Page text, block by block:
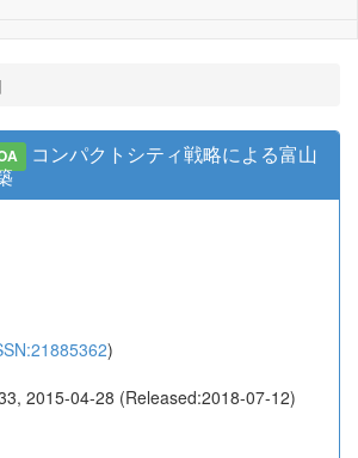
コンパクトシティ戦略による富山
)
2015-04-28 (Released:2018-07-12)